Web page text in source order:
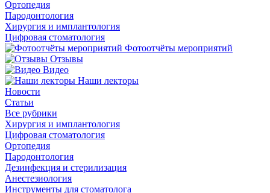
Ортопедия
Пародонтология
Хирургия и имплантология
Цифровая стоматология
Фотоотчёты мероприятий
Отзывы
Видео
Наши лекторы
Новости
Статьи
Все рубрики
Хирургия и имплантология
Цифровая стоматология
Ортопедия
Пародонтология
Дезинфекция и стерилизация
Анестезиология
Инструменты для стоматолога